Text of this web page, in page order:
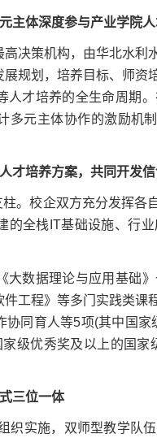
主体深度参与产业学院
策机构，由华北水利
规划，培养目标、师
人才培养的全生命周期
多元主体协作的激励机
才培养方案，共同开发
。校企双方充分发挥各
的全栈IT基础设施、行
数据理论与应用基础》
工程》等多门实践类
协同育人等5项(其中国
级优秀奖及以上的国
三位一体
实施，双师型教学队伍